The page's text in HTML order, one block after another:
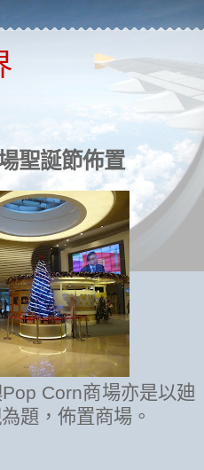
聖誕節佈置
Pop Corn商場亦是以廸
題，佈置商場。